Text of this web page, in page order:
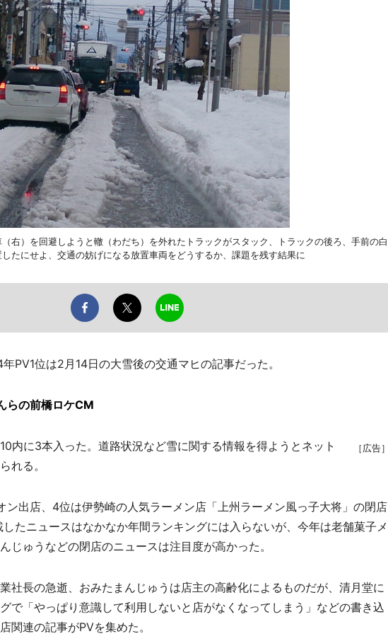
右）を回避しようと轍（わだち）を外れたトラックがスタック、トラックの後ろ、手前の白
たにせよ、交通の妨げになる放置車両をどうするか、課題を残す結果に
PV1位は2月14日の大雪後の交通マヒの記事だった。
らの前橋ロケCM
［広告］
内に3本入った。道路状況など雪に関する情報を得ようとネット
れる。
出店、4位は伊勢崎の人気ラーメン店「上州ラーメン風っ子大将」の閉店
たニュースはなかなか年間ランキングには入らないが、今年は老舗菓子メ
じゅうなどの閉店のニュースは注目度が高かった。
社長の急逝、おみたまんじゅうは店主の高齢化によるものだが、清月堂に
で「やっぱり意識して利用しないと店がなくなってしまう」などの書き込
関連の記事がPVを集めた。